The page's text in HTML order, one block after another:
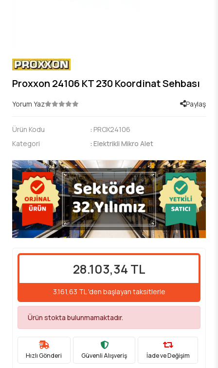
Proxxon 24106 KT 230 Koordinat Sehbası
Yorum Yaz Paylaş
Ürün Kodu : PROX24106
Kategori
: Elektrikli Mikro Alet
28.103,34 TL
3.161,63 TL 'den başlayan taksitlerle
Ürün stokta bulunmamaktadır.
Hızlı Gönderi Güvenli Alışveriş İade ve Değişim